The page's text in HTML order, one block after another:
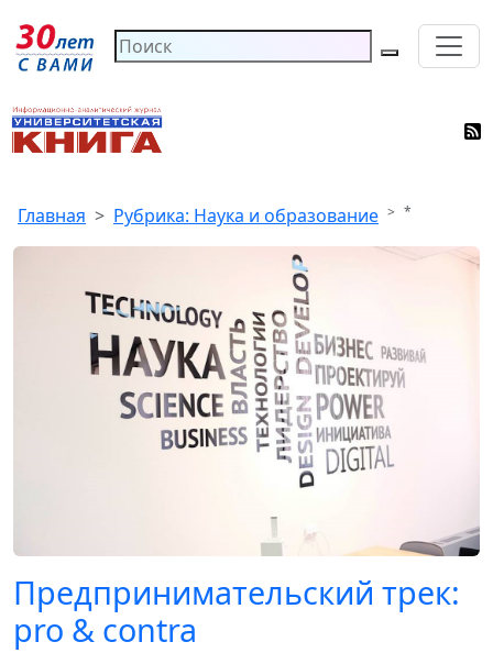
Главная Рубрика: Наука и образование *
Предпринимательский трек:
pro & contra